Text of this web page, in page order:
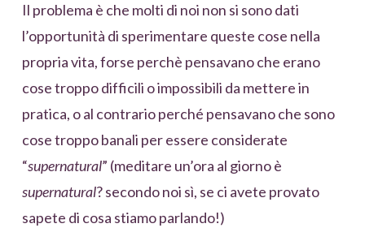
Il problema è che molti di noi non si sono dati
l’opportunità di sperimentare queste cose nella
propria vita, forse perchè pensavano che erano
cose troppo difficili o impossibili da mettere in
pratica, o al contrario perché pensavano che sono
cose troppo banali per essere considerate
“supernatural” (meditare un’ora al giorno è
supernatural? secondo noi sì, se ci avete provato
sapete di cosa stiamo parlando!)